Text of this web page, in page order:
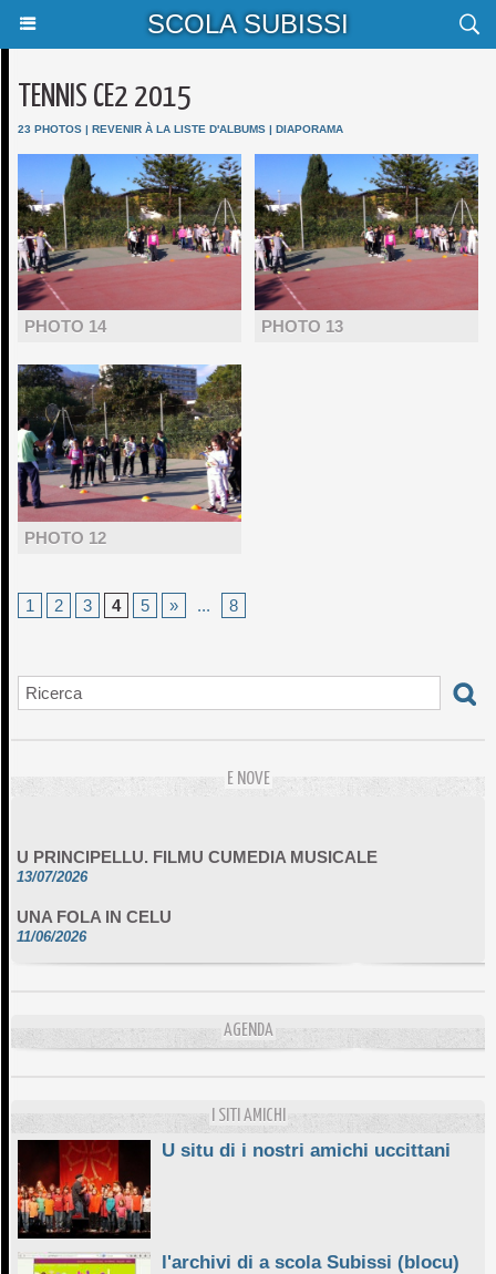
SCOLA SUBISSI
TENNIS CE2 2015
23 PHOTOS | REVENIR À LA LISTE D'ALBUMS | DIAPORAMA
PHOTO 14 PHOTO 13
PHOTO 12
1 2 3 4 5 » ... 8
E NOVE
13/07/2026
11/06/2026
DA SCIMULÌ
L'ESSENZIALE CHÌ GHJÈ
10/06/2026
AGENDA
I SITI AMICHI
U situ di i nostri amichi uccittani
l'archivi di a scola Subissi (blocu)